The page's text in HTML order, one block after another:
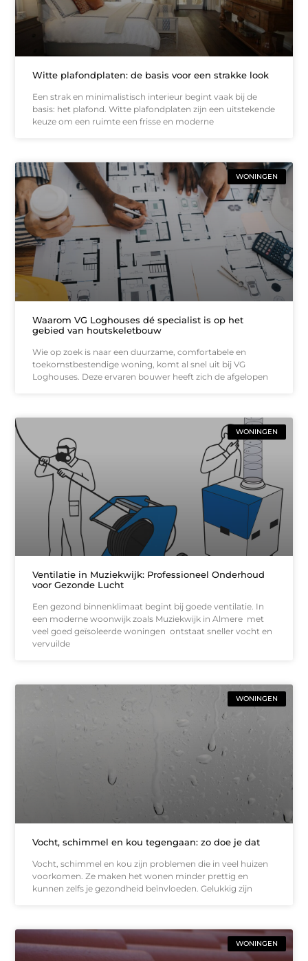
Witte plafondplaten: de basis voor een strakke look
Een strak en minimalistisch interieur begint vaak bij de
basis: het plafond. Witte plafondplaten zijn een uitstekende
keuze om een ruimte een frisse en moderne
WONINGEN
Waarom VG Loghouses dé specialist is op het
gebied van houtskeletbouw
Wie op zoek is naar een duurzame, comfortabele en
toekomstbestendige woning, komt al snel uit bij VG
Loghouses. Deze ervaren bouwer heeft zich de afgelopen
WONINGEN
Ventilatie in Muziekwijk: Professioneel Onderhoud
voor Gezonde Lucht
Een gezond binnenklimaat begint bij goede ventilatie. In
een moderne woonwijk zoals Muziekwijk in Almere met
veel goed geïsoleerde woningen ontstaat sneller vocht en
vervuilde
WONINGEN
Vocht, schimmel en kou tegengaan: zo doe je dat
Vocht, schimmel en kou zijn problemen die in veel huizen
voorkomen. Ze maken het wonen minder prettig en
kunnen zelfs je gezondheid beïnvloeden. Gelukkig zijn
WONINGEN